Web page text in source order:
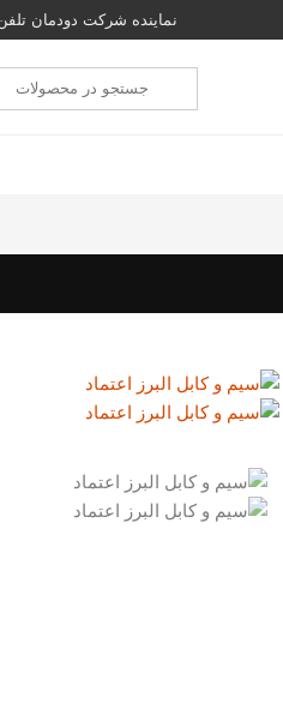
نماینده شرکت دودمان تلفن :33117913/